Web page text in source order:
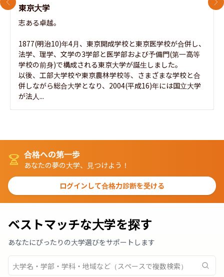
東京大学
志ある卓越。
1877(明治10)年4月、東京開成学校と東京医学校が合併し、
法学、理学、文学の3学部と医学部および予備門(第一高等
学校の前身)で構成される東京大学が誕生しました。
以後、工部大学校や東京農林学校等、さまざまな学校と合
併しながら総合大学となり、2004(平成16)年には国立大学
が法人...
前のスライド 次
合格への第一歩
あなたの夢の大学、見つけよう！
ログインして合格力診断を受ける
ベストマッチな大学を探す
あなたにぴったりの大学選びをサポートします